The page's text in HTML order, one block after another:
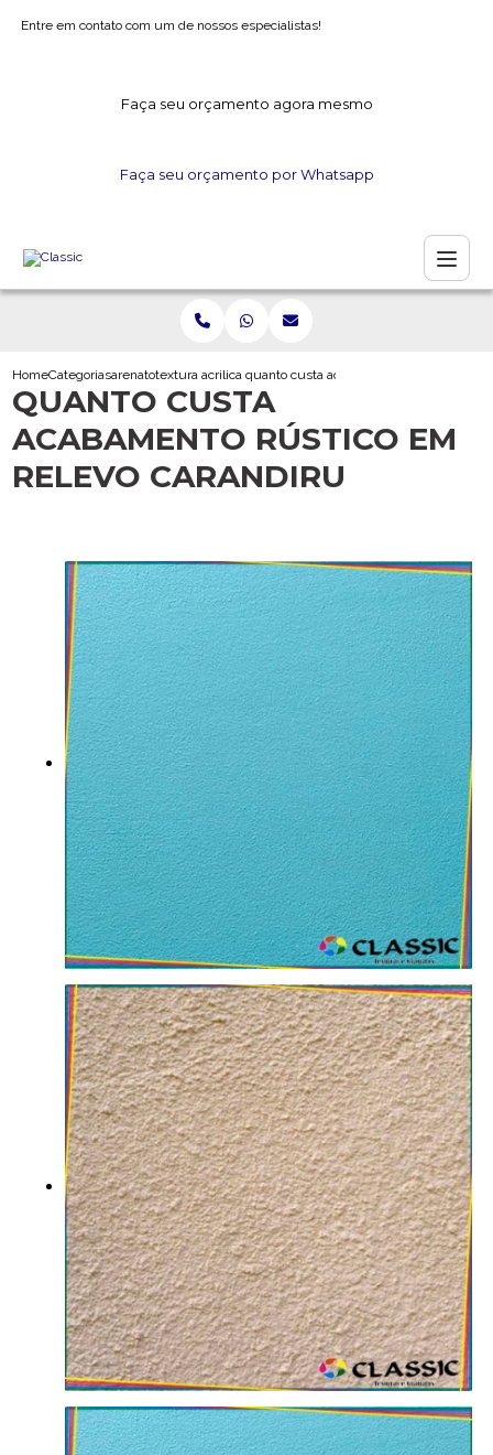
Entre em contato com um de nossos especialistas!
Faça seu orçamento agora mesmo
Faça seu orçamento por Whatsapp
HomeCategoriasarenatotextura acrilica arenatoquanto custa acabamento rustico em
QUANTO CUSTA
ACABAMENTO RÚSTICO EM
RELEVO CARANDIRU